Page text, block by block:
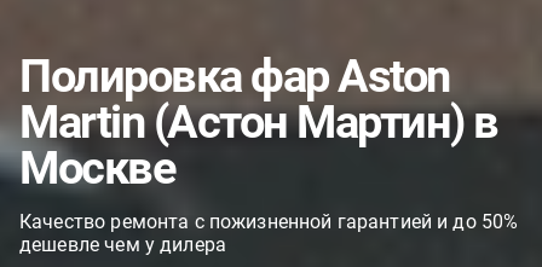
Полировка фар Aston
Martin (Астон Мартин) в
Москве
Качество ремонта с пожизненной гарантией и до 50%
дешевле чем у дилера